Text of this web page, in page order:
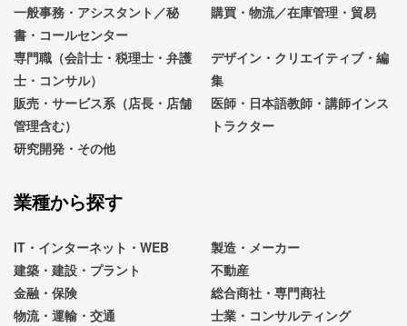
一般事務・アシスタント／秘
書・コールセンター
購買・物流／在庫管理・貿易
専門職（会計士・税理士・弁護
士・コンサル）
デザイン・クリエイティブ・編
集
販売・サービス系（店長・店舗
管理含む）
医師・日本語教師・講師インス
トラクター
研究開発・その他
業種から探す
IT・インターネット・WEB
製造・メーカー
建築・建設・プラント
不動産
金融・保険
総合商社・専門商社
物流・運輸・交通
士業・コンサルティング